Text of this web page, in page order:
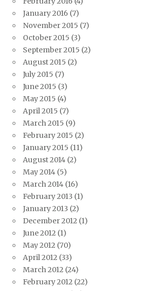
January 2016 (7)
November 2015 (7)
October 2015 (3)
September 2015 (2)
August 2015 (2)
July 2015 (7)
June 2015 (3)
May 2015 (4)
April 2015 (7)
March 2015 (9)
February 2015 (2)
January 2015 (11)
August 2014 (2)
May 2014 (5)
March 2014 (16)
February 2013 (1)
January 2013 (2)
December 2012 (1)
June 2012 (1)
May 2012 (70)
April 2012 (33)
March 2012 (24)
February 2012 (22)